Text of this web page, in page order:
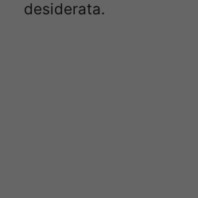
desiderata.